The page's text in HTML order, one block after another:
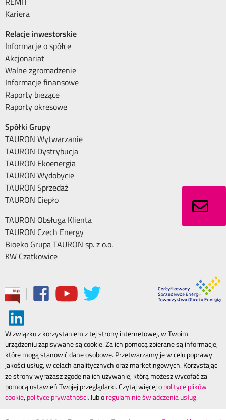
Kariera
Relacje inwestorskie
Informacje o spółce
Akcjonariat
Walne zgromadzenie
Informacje finansowe
Raporty bieżące
Raporty okresowe
Spółki Grupy
TAURON Wytwarzanie
TAURON Dystrybucja
TAURON Ekoenergia
TAURON Wydobycie
TAURON Sprzedaż
TAURON Ciepło
TAURON Obsługa Klienta
TAURON Czech Energy
Bioeko Grupa TAURON sp. z o.o.
KW Czatkowice
|
W związku z korzystaniem z tej strony internetowej, w Twoim
urządzeniu zapisywane są cookie. Za ich pomocą zbierane są informacje,
które mogą stanowić dane osobowe. Przetwarzamy je w celu poprawy
jakości usług, w celach analitycznych oraz marketingowych. Korzystając
ze strony wyrażasz zgodę na ich używanie, którą możesz wycofać za
pomocą ustawień Twojej przeglądarki. Czytaj więcej opolityce plików
cookie,polityce prywatności. lub oregulaminie świadczenia usług.